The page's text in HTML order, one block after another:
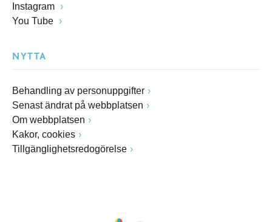
Instagram
You Tube
NYTTA
Behandling av personuppgifter
Senast ändrat på webbplatsen
Om webbplatsen
Kakor, cookies
Tillgänglighetsredogörelse